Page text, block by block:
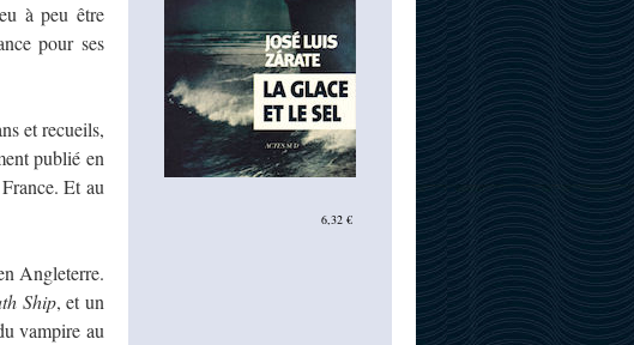
à peu être
pour ses
et recueils,
publié en
Et au
Angleterre.
Ship, et un
vampire au
6,32 €